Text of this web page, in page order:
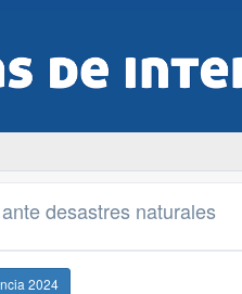
desastres naturales
2024